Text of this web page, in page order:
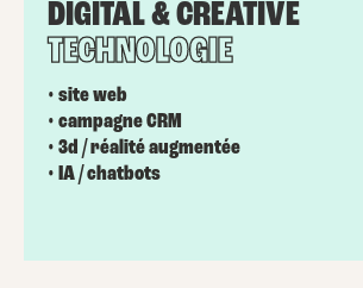
DIGITAL & CREATIVE
TECHNOLOGIE
• site web
• campagne CRM
• 3d / réalité augmentée
• IA / chatbots